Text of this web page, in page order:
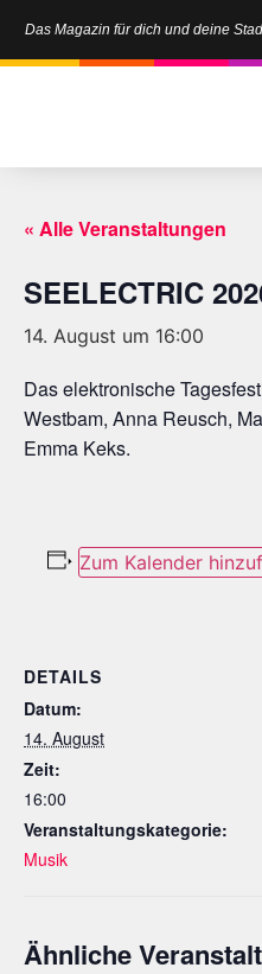
Das Magazin für dich und deine
« Alle Veranstaltungen
SEELECTRIC
14. August um 16:00
Das elektronische
Westbam, Anna Reusch,
Emma Keks.
Zum Kalender
DETAILS
Datum:
14. August
Zeit:
16:00
Veranstaltungskategorie:
Musik
Ähnliche